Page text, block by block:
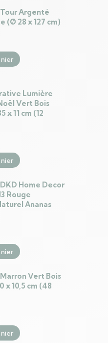
Argenté
(Ø 28 x 127 cm)
Lumière
Vert Bois
x 11 cm (12
Home Decor
Rouge
Ananas
Vert Bois
x 10,5 cm (48